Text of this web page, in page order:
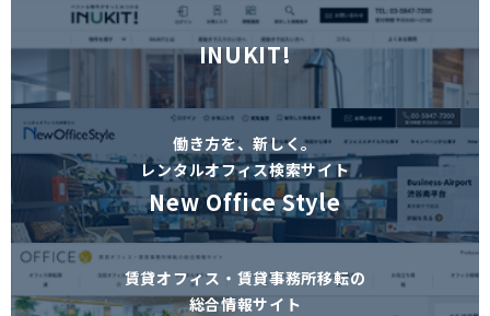
INUKIT!
働き方を、新しく。
レンタルオフィス検索サイト
New Office Style
賃貸オフィス・賃貸事務所移転の
総合情報サイト